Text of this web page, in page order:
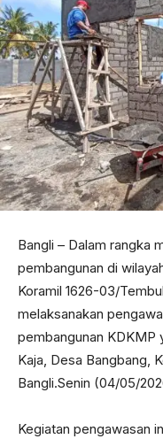
Bangli – Dalam rangka
pembangunan di
Koramil 1626-03/
melaksanakan
pembangunan KDKMP
Kaja, Desa Bangbang,
Bangli.Senin (04/05/
Kegiatan pengawasan